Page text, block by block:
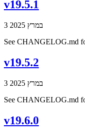
v19.5.1
3 במרץ 2025
See CHANGELOG.md
v19.5.2
3 במרץ 2025
See CHANGELOG.md
v19.6.0